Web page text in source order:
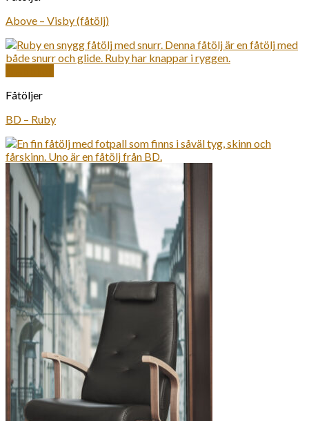
Above – Visby (fåtölj)
Fåtöljer
BD – Ruby